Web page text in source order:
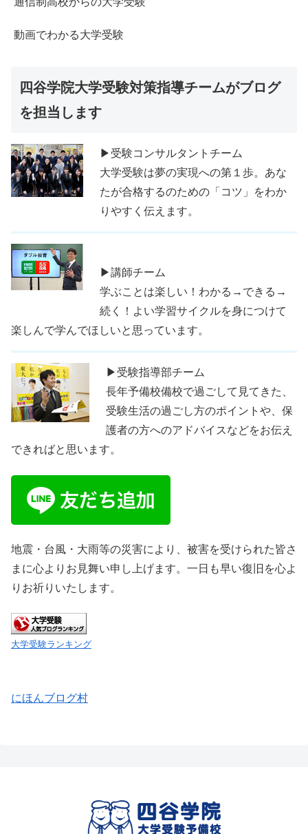
動画でわかる大学受験
四谷学院大学受験対策指導チームがブログ
を担当します
▶受験コンサルタントチーム
大学受験は夢の実現への第１歩。あな
たが合格するのための「コツ」をわか
りやすく伝えます。
▶講師チーム
学ぶことは楽しい！わかる→できる→
続く！よい学習サイクルを身につけて
楽しんで学んでほしいと思っています。
▶受験指導部チーム
長年予備校備校で過ごして見てきた、
受験生活の過ごし方のポイントや、保
護者の方へのアドバイスなどをお伝え
できればと思います。
地震・台風・大雨等の災害により、被害を受けられた皆さ
まに心よりお見舞い申し上げます。一日も早い復旧を心よ
りお祈りいたします。
大学受験ランキング
にほんブログ村